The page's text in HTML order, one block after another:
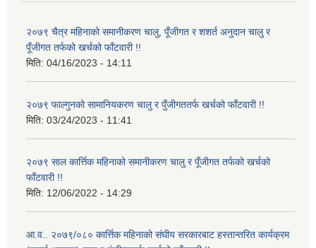
२०७९ चैत्र महिनाको समानीकरण चालु, पूँजीगत र शशर्त अनुदान चालु र
पूँजीगत तर्फको खर्चको फाँटवारी !!
मिति: 04/16/2023 - 14:11
२०७९ फाल्गुनको सामानियकरण चालु र पुँजीगततर्फ खर्चको फाँटवारी !!
मिति: 03/24/2023 - 11:41
२०७९ साल कार्त्तिक महिनाको समानीकरण चालु र पूँजीगत तर्फको खर्चको
फाँटवारी !!
मिति: 12/06/2022 - 14:29
आ.व.. २०७९/०८० कार्त्तिक महिनाको संघीय सरकारबाट हस्तान्तरित कार्यक्रम